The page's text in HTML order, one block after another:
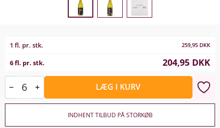
1 fl. pr. stk. 259,95 DKK
6 fl. pr. stk. 204,95 DKK
LÆG I KURV
INDHENT TILBUD PÅ STORKØB